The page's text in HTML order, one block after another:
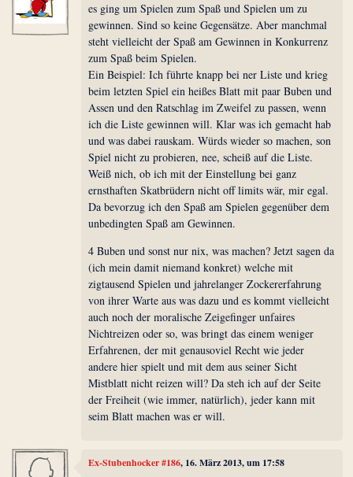
es ging um Spielen zum Spaß und Spielen um zu
gewinnen. Sind so keine Gegensätze. Aber manchmal
steht vielleicht der Spaß am Gewinnen in Konkurrenz
zum Spaß beim Spielen.
Ein Beispiel: Ich führte knapp bei ner Liste und krieg
beim letzten Spiel ein heißes Blatt mit paar Buben und
Assen und den Ratschlag im Zweifel zu passen, wenn
ich die Liste gewinnen will. Klar was ich gemacht hab
und was dabei rauskam. Würds wieder so machen, son
Spiel nicht zu probieren, nee, scheiß auf die Liste.
Weiß nich, ob ich mit der Einstellung bei ganz
ernsthaften Skatbrüdern nicht off limits wär, mir egal.
Da bevorzug ich den Spaß am Spielen gegenüber dem
unbedingten Spaß am Gewinnen.
4 Buben und sonst nur nix, was machen? Jetzt sagen da
(ich mein damit niemand konkret) welche mit
zigtausend Spielen und jahrelanger Zockererfahrung
von ihrer Warte aus was dazu und es kommt vielleicht
auch noch der moralische Zeigefinger unfaires
Nichtreizen oder so, was bringt das einem weniger
Erfahrenen, der mit genausoviel Recht wie jeder
andere hier spielt und mit dem aus seiner Sicht
Mistblatt nicht reizen will? Da steh ich auf der Seite
der Freiheit (wie immer, natürlich), jeder kann mit
seim Blatt machen was er will.
Ex-Stubenhocker #186, 16. März 2013, um 17:58